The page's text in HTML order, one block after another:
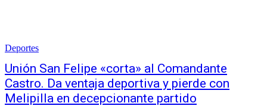
Deportes
Unión San Felipe «corta» al Comandante
Castro. Da ventaja deportiva y pierde con
Melipilla en decepcionante partido